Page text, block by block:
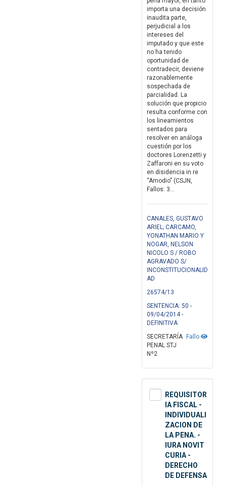
importa una decisión
inaudita parte,
perjudicial a los
intereses del
imputado y que este
no ha tenido
oportunidad de
contradecir, deviene
razonablemente
sospechada de
parcialidad. La
solución que propicio
resulta conforme con
los lineamientos
sentados para
resolver en análoga
cuestión por los
doctores Lorenzetti y
Zaffaroni en su voto
en disidencia in re
“Amodio” (CSJN,
Fallos: 3...
CANALES, GUSTAVO
ARIEL; CARCAMO,
YONATHAN MARIO Y
NOGAR, NELSON
NICOLO S / ROBO
AGRAVADO S/
INCONSTITUCIONALID
AD
26574/13
SENTENCIA: 50 -
09/04/2014 -
DEFINITIVA
Fallo
SECRETARÍA
PENAL STJ
Nº2
REQUISITOR
IA FISCAL -
INDIVIDUALI
ZACION DE
LA PENA. -
IURA NOVIT
CURIA -
DERECHO
DE DEFENSA